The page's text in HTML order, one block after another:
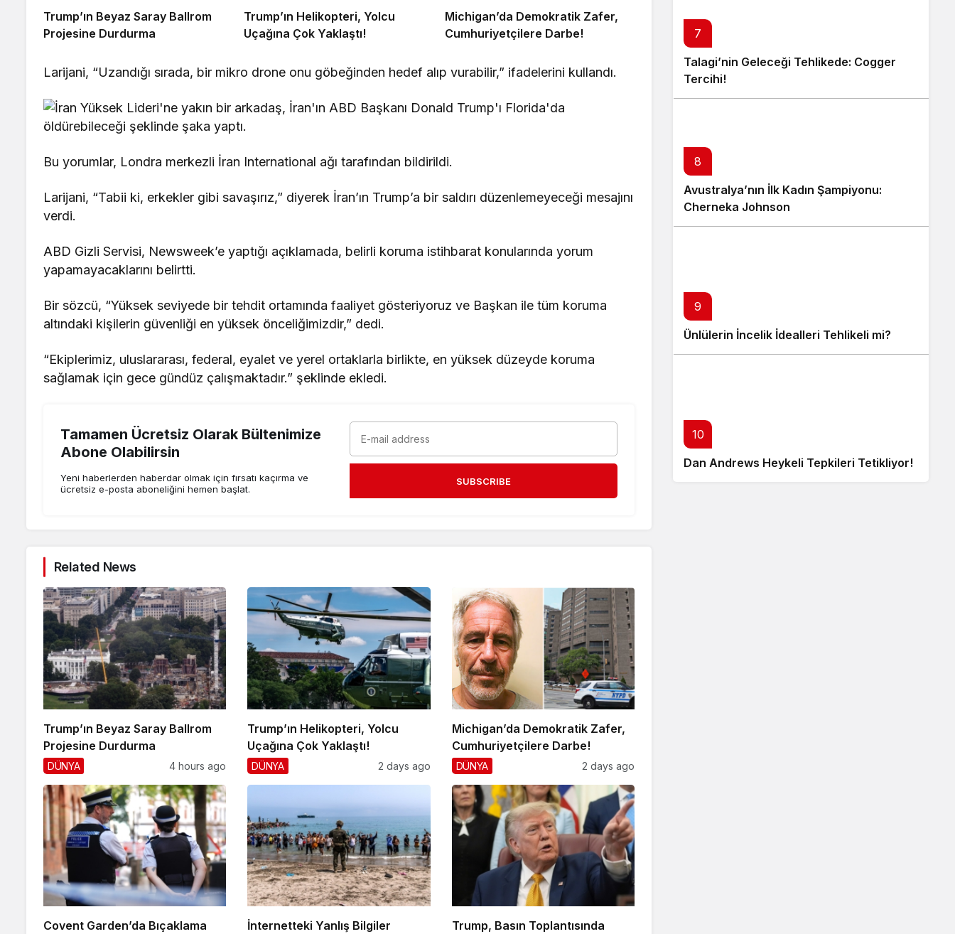
Trump’ın Beyaz Saray Ballrom
Projesine Durdurma
Trump’ın Helikopteri, Yolcu
Uçağına Çok Yaklaştı!
Michigan’da Demokratik Zafer,
Cumhuriyetçilere Darbe!
Larijani, “Uzandığı sırada, bir mikro drone onu göbeğinden hedef alıp vurabilir,” ifadelerini kullandı.
Bu yorumlar, Londra merkezli İran International ağı tarafından bildirildi.
Larijani, “Tabii ki, erkekler gibi savaşırız,” diyerek İran’ın Trump’a bir saldırı düzenlemeyeceği mesajını
verdi.
ABD Gizli Servisi, Newsweek’e yaptığı açıklamada, belirli koruma istihbarat konularında yorum
yapamayacaklarını belirtti.
Bir sözcü, “Yüksek seviyede bir tehdit ortamında faaliyet gösteriyoruz ve Başkan ile tüm koruma
altındaki kişilerin güvenliği en yüksek önceliğimizdir,” dedi.
“Ekiplerimiz, uluslararası, federal, eyalet ve yerel ortaklarla birlikte, en yüksek düzeyde koruma
sağlamak için gece gündüz çalışmaktadır.” şeklinde ekledi.
Tamamen Ücretsiz Olarak Bültenimize
Abone Olabilirsin
Yeni haberlerden haberdar olmak için fırsatı kaçırma ve
ücretsiz e-posta aboneliğini hemen başlat.
SUBSCRIBE
Related News
Trump’ın Beyaz Saray Ballrom
Projesine Durdurma
DÜNYA 4 hours ago
Trump’ın Helikopteri, Yolcu
Uçağına Çok Yaklaştı!
DÜNYA 2 days ago
Michigan’da Demokratik Zafer,
Cumhuriyetçilere Darbe!
DÜNYA 2 days ago
Covent Garden’da Bıçaklama
İnternetteki Yanlış Bilgiler
Trump, Basın Toplantısında
7
Talagi’nin Geleceği Tehlikede: Cogger
Tercihi!
8
Avustralya’nın İlk Kadın Şampiyonu:
Cherneka Johnson
9
Ünlülerin İncelik İdealleri Tehlikeli mi?
10
Dan Andrews Heykeli Tepkileri Tetikliyor!